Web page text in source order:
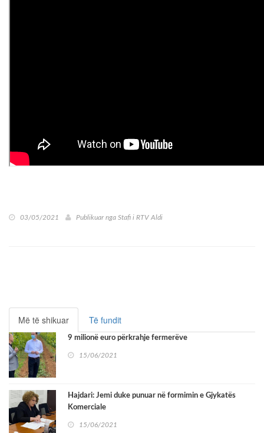
03/05/2021 Publikuar nga Stafi i RTV Aldi
Më të shikuar Të fundit
9 milionë euro përkrahje fermerëve
15/06/2021
Hajdari: Jemi duke punuar në formimin e Gjykatës
Komerciale
15/06/2021